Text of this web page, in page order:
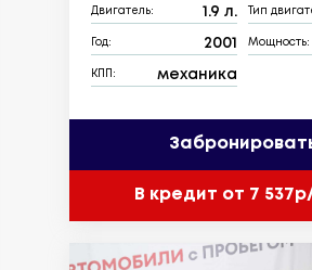
Двигатель: 1.9 л. Тип
Год: 2001 Мощность:
КПП: механика
В кредит от 7